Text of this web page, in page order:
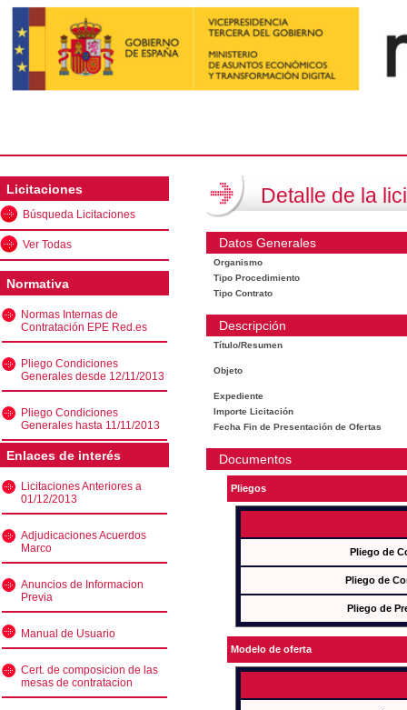
Licitaciones
Búsqueda Licitaciones
Ver Todas
Normativa
Normas Internas de
Contratación EPE Red.es
Pliego Condiciones
Generales desde 12/11/2013
Pliego Condiciones
Generales hasta 11/11/2013
Enlaces de interés
Licitaciones Anteriores a
01/12/2013
Adjudicaciones Acuerdos
Marco
Anuncios de Informacion
Previa
Manual de Usuario
Cert. de composicion de las
mesas de contratacion
Detalle de la
Datos Generales
Organismo
Tipo Procedimiento
Tipo Contrato
Descripción
Título/Resumen
Objeto
Expediente
Importe Licitación
Fecha Fin de Presentación de Ofertas
Documentos
Pliegos
Pliego de
Pliego de
Pliego de
Modelo de oferta